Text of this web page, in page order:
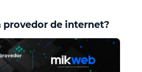
provedor de internet?